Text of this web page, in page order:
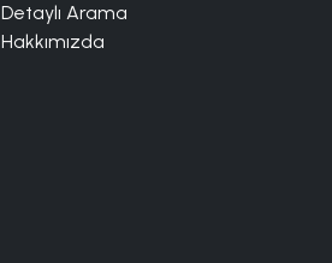
Detaylı Arama
Hakkımızda